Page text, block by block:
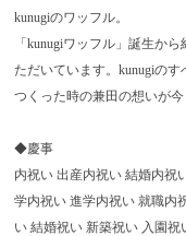
kunugiのワッフル。
「kunugiワッフル」誕生か
ただいています。kunugiの
つくった時の兼田の想いが
◆慶事
内祝い 出産内祝い 結婚内祝
学内祝い 進学内祝い 就職内
い 結婚祝い 新築祝い 入園